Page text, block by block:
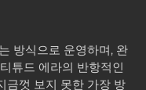
방식으로 운영하며, 완
튜드 에라의 반항적인
금껏 보지 못한 가장 방